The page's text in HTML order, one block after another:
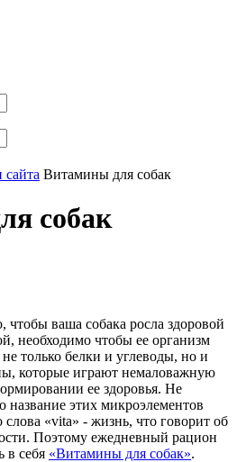
сайта Витамины для собак
собак
чтобы ваша собака росла здоровой
необходимо чтобы ее организм
только белки и углеводы, но и
которые играют немаловажную
ее здоровья. Не
название этих микроэлементов
слова «vita» - жизнь, что говорит об
Поэтому ежедневный рацион
в себя «Витамины для собак».